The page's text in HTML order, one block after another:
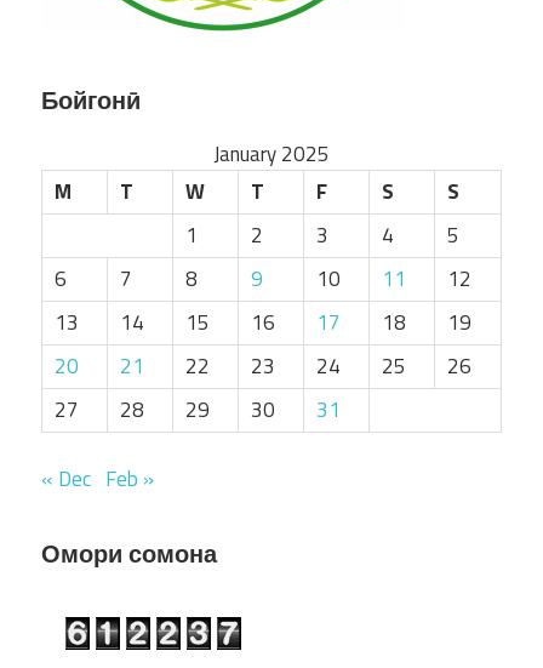
Бойгонӣ
January 2025
M
T W T F S
S
1
2 3 4
5
6
7 8 9 10 11
12
13
14 15 16 17 18
19
20
21 22 23 24 25
26
27
28 29 30 31
« Dec Feb »
Омори сомона